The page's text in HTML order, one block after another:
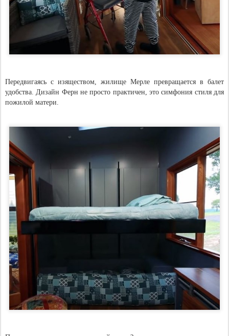
Передвигаясь с изяществом, жилище Мерле превращается в балет
удобства. Дизайн Ферн не просто практичен, это симфония стиля для
пожилой матери.